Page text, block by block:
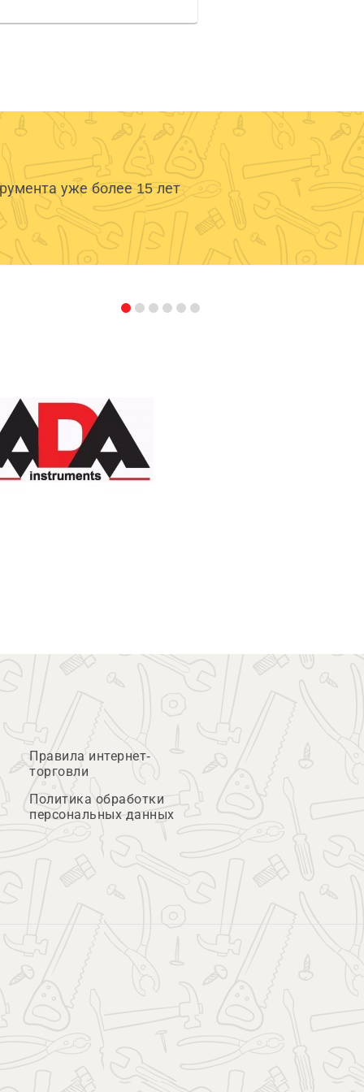
уже более 15 лет
Правила интернет-
торговли
Политика обработки
персональных данных